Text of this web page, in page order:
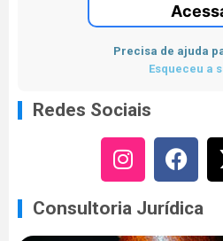
Precisa de ajuda
Esqueceu a
Redes Sociais
Consultoria Jurídica